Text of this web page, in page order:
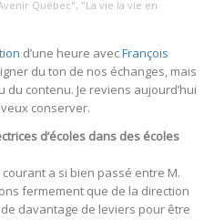
Québec", "La vie la vie en
d’une heure avecFrançois
du ton de nos échanges, mais
du contenu. Je reviens aujourd’hui
conserver.
d’écoles dans des écoles
a si bien passé entre M.
fermement que de la direction
davantage de leviers pour être